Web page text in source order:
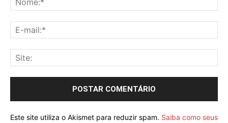
Este site utiliza o Akismet para reduzir spam. Saiba como seus